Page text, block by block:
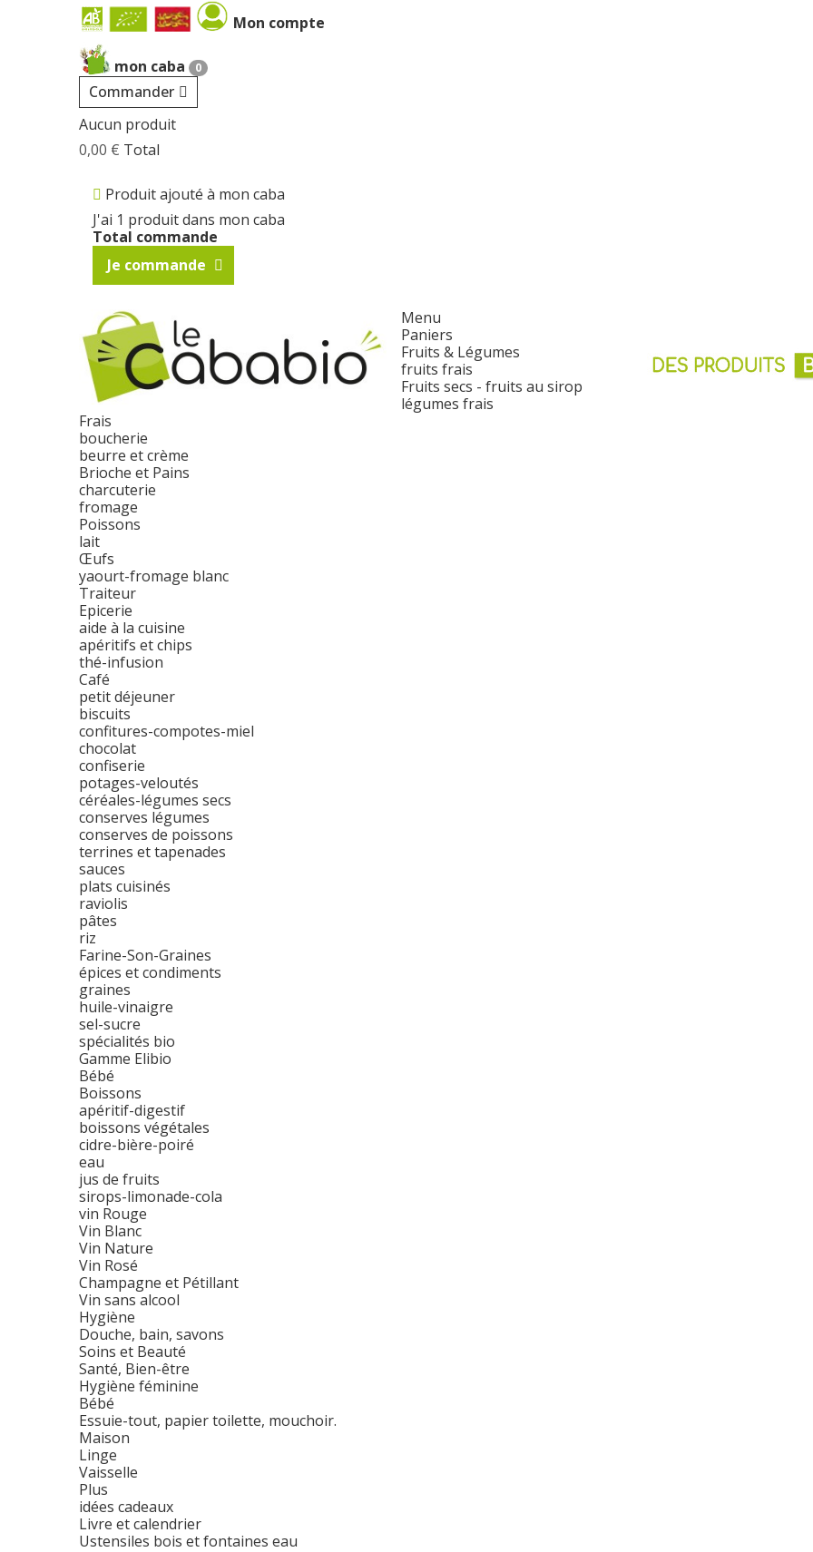
Mon compte
mon caba 0
Commander
Aucun produit
0,00 € Total
Produit ajouté à mon caba
J'ai 1 produit dans mon caba
Total commande
Je commande
Menu
Paniers
Fruits & Légumes
fruits frais
Fruits secs - fruits au sirop
légumes frais
Frais
boucherie
beurre et crème
Brioche et Pains
charcuterie
fromage
Poissons
lait
Œufs
yaourt-fromage blanc
Traiteur
Epicerie
aide à la cuisine
apéritifs et chips
thé-infusion
Café
petit déjeuner
biscuits
confitures-compotes-miel
chocolat
confiserie
potages-veloutés
céréales-légumes secs
conserves légumes
conserves de poissons
terrines et tapenades
sauces
plats cuisinés
raviolis
pâtes
riz
Farine-Son-Graines
épices et condiments
graines
huile-vinaigre
sel-sucre
spécialités bio
Gamme Elibio
Bébé
Boissons
apéritif-digestif
boissons végétales
cidre-bière-poiré
eau
jus de fruits
sirops-limonade-cola
vin Rouge
Vin Blanc
Vin Nature
Vin Rosé
Champagne et Pétillant
Vin sans alcool
Hygiène
Douche, bain, savons
Soins et Beauté
Santé, Bien-être
Hygiène féminine
Bébé
Essuie-tout, papier toilette, mouchoir.
Maison
Linge
Vaisselle
Plus
idées cadeaux
Livre et calendrier
Ustensiles bois et fontaines eau
Cookies management panel